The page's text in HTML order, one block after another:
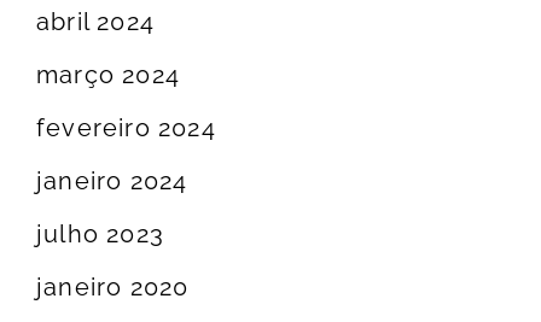
abril 2024
março 2024
fevereiro 2024
janeiro 2024
julho 2023
janeiro 2020